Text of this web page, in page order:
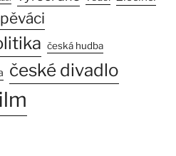
česká hudba
české divadlo